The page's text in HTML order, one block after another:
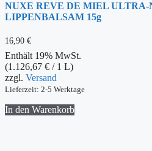
NUXE REVE DE MIEL ULTRA-
LIPPENBALSAM 15g
16,90 €
Enthält 19% MwSt.
(1.126,67 € / 1 L)
zzgl. Versand
Lieferzeit: 2-5 Werktage
In den Warenkorb